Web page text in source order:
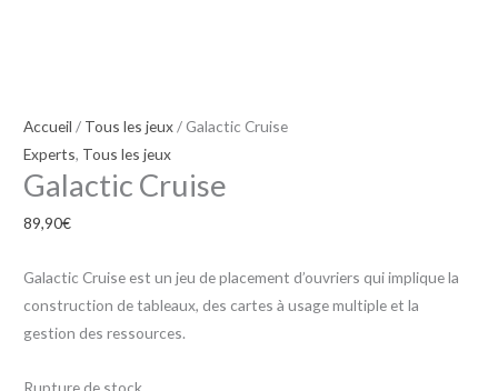
Accueil / Tous les jeux/ Galactic Cruise
Experts, Tous les jeux
Galactic Cruise
89,90€
Galactic Cruise est un jeu de placement d’ouvriers qui implique la
construction de tableaux, des cartes à usage multiple et la
gestion des ressources.